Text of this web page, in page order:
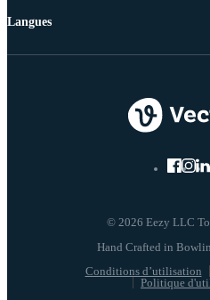
© 2026 Eezy LLC
Conditions d’utilisation
Politique
Langues